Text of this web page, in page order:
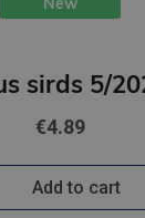
sirds 5/
€4.89
Add to cart